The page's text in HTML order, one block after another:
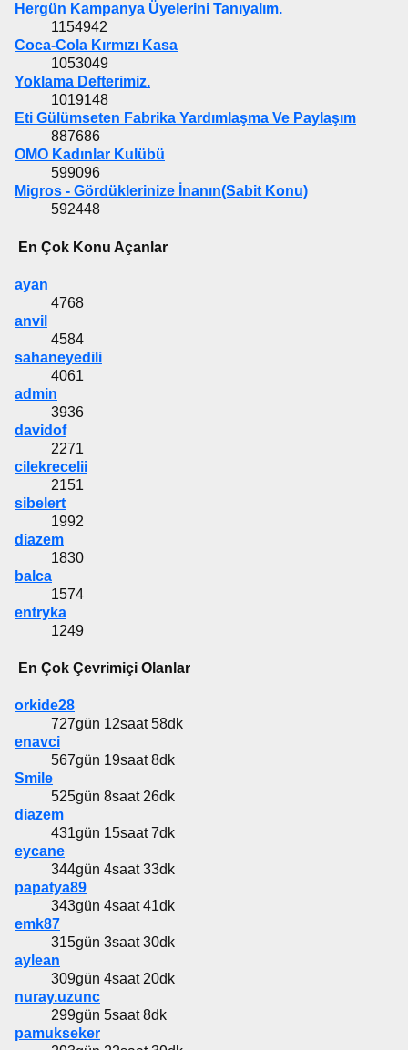
Hergün Kampanya Üyelerini Tanıyalım.
1154942
Coca-Cola Kırmızı Kasa
1053049
Yoklama Defterimiz.
1019148
Eti Gülümseten Fabrika Yardımlaşma Ve Paylaşım
887686
OMO Kadınlar Kulübü
599096
Migros - Gördüklerinize İnanın(Sabit Konu)
592448
En Çok Konu Açanlar
ayan
4768
anvil
4584
sahaneyedili
4061
admin
3936
davidof
2271
cilekrecelii
2151
sibelert
1992
diazem
1830
balca
1574
entryka
1249
En Çok Çevrimiçi Olanlar
orkide28
727gün 12saat 58dk
enavci
567gün 19saat 8dk
Smile
525gün 8saat 26dk
diazem
431gün 15saat 7dk
eycane
344gün 4saat 33dk
papatya89
343gün 4saat 41dk
emk87
315gün 3saat 30dk
aylean
309gün 4saat 20dk
nuray.uzunc
299gün 5saat 8dk
pamukseker